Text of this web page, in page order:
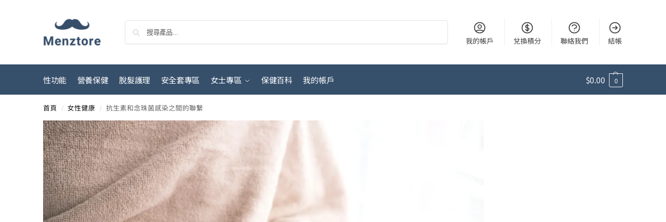
我的帳戶 兌換積分 聯絡我們 結帳
性功能 營養保健 脫髮護理 安全套專區 女士專區 保健百科 我的帳戶 $0.00 0
首頁 / 女性健康 / 抗生素和念珠菌感染之間的聯繫